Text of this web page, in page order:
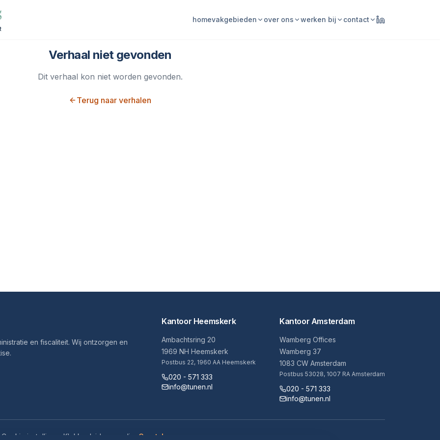
homevakgebieden over ons werken bij contact
Verhaal niet gevonden
Dit verhaal kon niet worden gevonden.
Terug naar verhalen
en fiscaliteit. Wij ontzorgen en
Kantoor Heemskerk
Ambachtsring 20
1969 NH Heemskerk
Postbus 22, 1960 AA Heemskerk
020 - 571 333
info@tunen.nl
Kantoor Amsterdam
Wamberg Offices
Wamberg 37
1083 CW Amsterdam
Postbus 53028, 1007 RA Amsterdam
020 - 571 333
info@tunen.nl
Cookie instellingen Klokkenluidersregeling Cryptshare